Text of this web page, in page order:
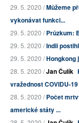
29. 5. 2020 /Můžeme
vykonávat funkci...
29. 5. 2020 /Průzkum:
29. 5. 2020 /Indii
29. 5. 2020 /Hongkong
28. 5. 2020 /Jan Čulík
vražednost COVIDU-
28. 5. 2020 /Počet
americké státy ...